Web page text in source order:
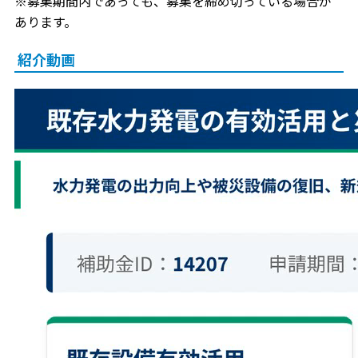
あります。
紹介動画